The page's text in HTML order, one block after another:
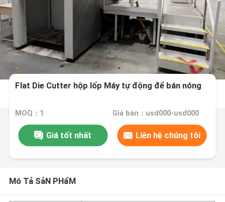
Flat Die Cutter hộp lốp Máy tự động để bán nóng
MOQ：1 Giá bán：usd000-usd000
Giá tốt nhất Liên hệ chúng tôi
Mô Tả SảN PHẩM